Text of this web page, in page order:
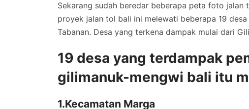
Sekarang sudah beredar beberapa peta foto
proyek jalan tol bali ini melewati beberapa 19
Tabanan. Desa yang terkena dampak mulai dari
19 desa yang terdampak
gilimanuk-mengwi bali itu
1.Kecamatan Marga